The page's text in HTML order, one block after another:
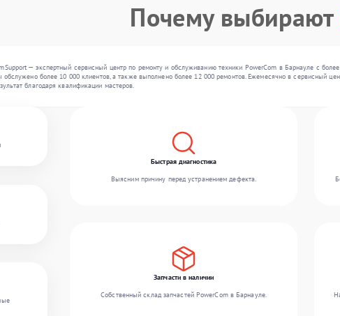
Почему выбирают
— экспертный сервисный центр по ремонту и обслуживанию техники PowerCom в Барнауле с
обслужено более 10 000 клиентов, а также выполнено более 12 000 ремонтов. Ежемесячно в сервисный
благодаря квалификации мастеров.
Быстрая диагностика
Выясним причину перед устранением дефекта.
Запчасти в наличии
Собственный склад запчастей PowerCom в Барнауле.